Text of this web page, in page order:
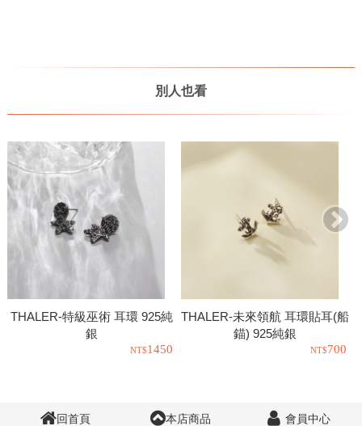
別人也看
THALER-特級巫術 耳環 925純
銀
1450
THALER-未來領航 耳環貼耳(船
錨) 925純銀
700
回首頁 本店商品 會員中心